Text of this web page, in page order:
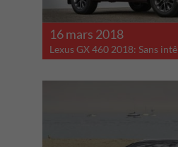
16 mars 2018
Lexus GX 460 2018: Sans